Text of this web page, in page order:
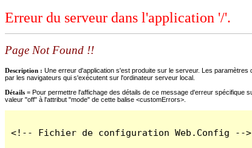
Erreur du serveur dans l'application '/'.
Page Not Found !!
Description : Une erreur d'application s'est produite sur le serveur. Les
par les navigateurs qui s'exécutent sur l'ordinateur serveur local.
Détails = Pour permettre l'affichage des détails de ce message d'erreur spécifique
valeur "off" à l'attribut "mode" de cette balise <customErrors>.
<!-- Fichier de configuration Web.Config -->